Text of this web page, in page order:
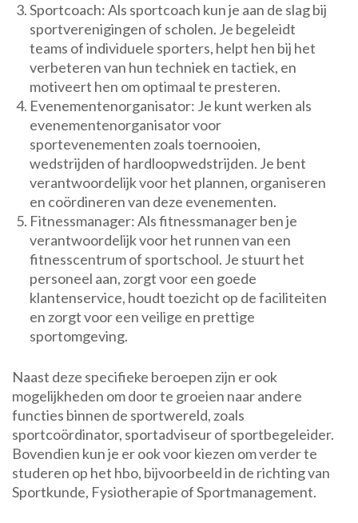
Sportcoach: Als sportcoach kun je aan de slag bij
sportverenigingen of scholen. Je begeleidt
teams of individuele sporters, helpt hen bij het
verbeteren van hun techniek en tactiek, en
motiveert hen om optimaal te presteren.
Evenementenorganisator: Je kunt werken als
evenementenorganisator voor
sportevenementen zoals toernooien,
wedstrijden of hardloopwedstrijden. Je bent
verantwoordelijk voor het plannen, organiseren
en coördineren van deze evenementen.
Fitnessmanager: Als fitnessmanager ben je
verantwoordelijk voor het runnen van een
fitnesscentrum of sportschool. Je stuurt het
personeel aan, zorgt voor een goede
klantenservice, houdt toezicht op de faciliteiten
en zorgt voor een veilige en prettige
sportomgeving.
Naast deze specifieke beroepen zijn er ook
mogelijkheden om door te groeien naar andere
functies binnen de sportwereld, zoals
sportcoördinator, sportadviseur of sportbegeleider.
Bovendien kun je er ook voor kiezen om verder te
studeren op het hbo, bijvoorbeeld in de richting van
Sportkunde, Fysiotherapie of Sportmanagement.